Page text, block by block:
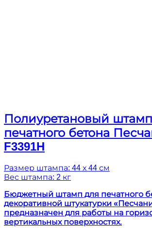
Полиуретановый
печатного бетона
F3391H
Размер штампа: 44 х 44 см
Вес штампа: 2 кг
Бюджетный штамп для печатного
декоративной штукатурки
предназначен для работы на
вертикальных поверхностях.